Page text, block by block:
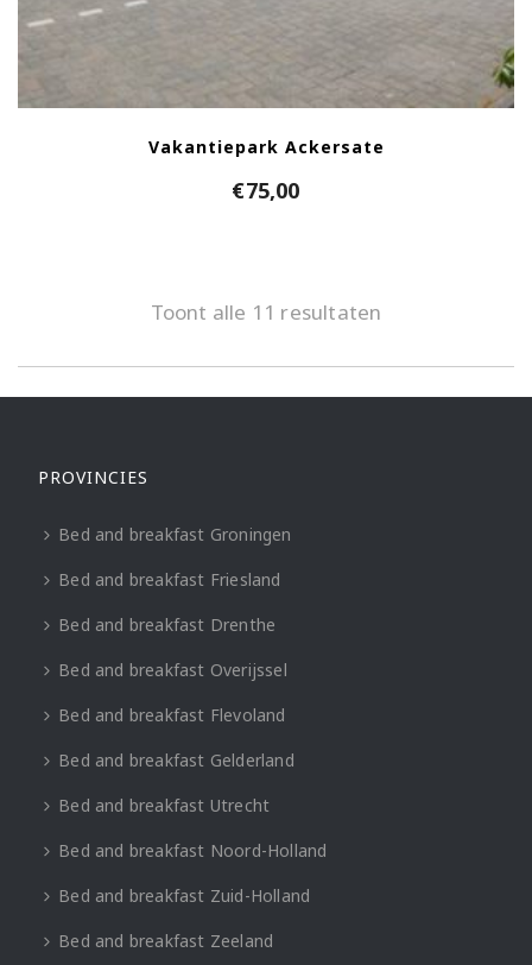
Vakantiepark Ackersate
€75,00
Toont alle 11 resultaten
PROVINCIES
Bed and breakfast Groningen
Bed and breakfast Friesland
Bed and breakfast Drenthe
Bed and breakfast Overijssel
Bed and breakfast Flevoland
Bed and breakfast Gelderland
Bed and breakfast Utrecht
Bed and breakfast Noord-Holland
Bed and breakfast Zuid-Holland
Bed and breakfast Zeeland